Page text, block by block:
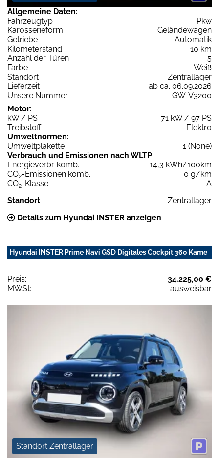
Allgemeine Daten:
Fahrzeugtyp
Pkw
Karosserieform
Geländewagen
Getriebe
Automatik
Kilometerstand
10 km
Anzahl der Türen
5
Farbe
Weiß
Standort
Zentrallager
Lieferzeit
ab ca. 06.09.2026
Unsere Nummer
GW-V3200
Motor:
kW / PS
71 kW / 97 PS
Treibstoff
Elektro
Umweltnormen:
Umweltplakette
1 (None)
Verbrauch und Emissionen nach WLTP:
Energieverbr. komb.
14,3 kWh/100km
CO2-Emissionen komb.
0 g/km
CO2-Klasse
A
Standort
Zentrallager
Details zum Hyundai INSTER anzeigen
Hyundai INSTER Prime Navi GSD Digitales Cockpit 360 Kame
Preis:
34.225,00 €
MWSt:
ausweisbar
Standort Zentrallager